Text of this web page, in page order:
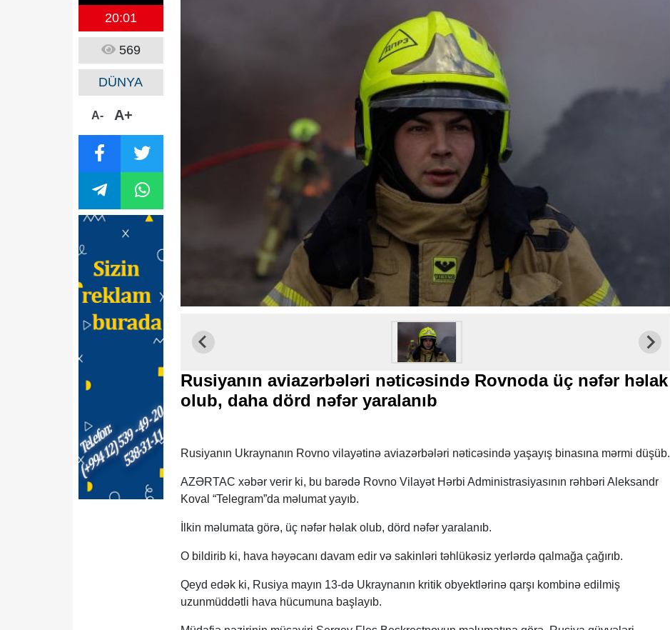
20:01
569
DÜNYA
A- A+
Rusiyanın aviazərbələri nəticəsində Rovnoda üç nəfər həlak
olub, daha dörd nəfər yaralanıb
Rusiyanın Ukraynanın Rovno vilayətinə aviazərbələri nəticəsində yaşayış binasına mərmi düşüb.
AZƏRTAC xəbər verir ki, bu barədə Rovno Vilayət Hərbi Administrasiyasının rəhbəri Aleksandr
Koval “Telegram”da məlumat yayıb.
İlkin məlumata görə, üç nəfər həlak olub, dörd nəfər yaralanıb.
O bildirib ki, hava həyəcanı davam edir və sakinləri təhlükəsiz yerlərdə qalmağa çağırıb.
Qeyd edək ki, Rusiya mayın 13-də Ukraynanın kritik obyektlərinə qarşı kombinə edilmiş
uzunmüddətli hava hücumuna başlayıb.